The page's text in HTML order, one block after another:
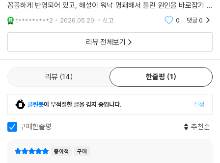
꼼꼼하게 반영되어 있고, 해설이 워낙 명쾌해서 틀린 원인을 바로잡기 좋
습니다. 실전 감각을 극대화하여 안정적인 고득점을 확보하는 데 필수적인
기출문제집입니다.
t*********2 2026.05.20. 신고 0 댓글0
리뷰 전체보기
리뷰 14 한줄평 1
클린봇이 부적절한 글을 감지 중입니다. 설정
구매한줄평 추천순
종이책 구매